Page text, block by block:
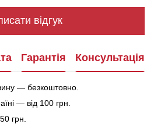
відгук
Гарантія Консультація
— безкоштовно.
— від 100 грн.
грн.